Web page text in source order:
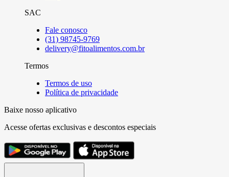
SAC
Fale conosco
(31) 98745-9769
delivery@fitoalimentos.com.br
Termos
Termos de uso
Política de privacidade
Baixe nosso aplicativo
Acesse ofertas exclusivas e descontos especiais